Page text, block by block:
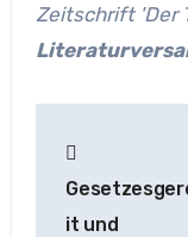
Zeitschrift 'Der
it und